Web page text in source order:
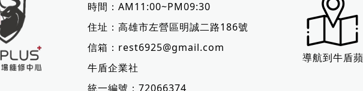
時間：AM11:00~PM09:30
住址：高雄市左營區明誠二路186號
信箱： rest6925@gmail.com
牛盾企業社
統一編號：72066374
導航到牛盾